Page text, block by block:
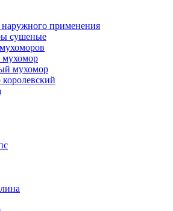
применения
сушеные
мухомор